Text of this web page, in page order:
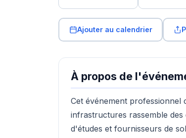
Ajouter au calendrier
À propos de
Cet événement professionnel
infrastructures rassemble
d'études et fournisseurs de